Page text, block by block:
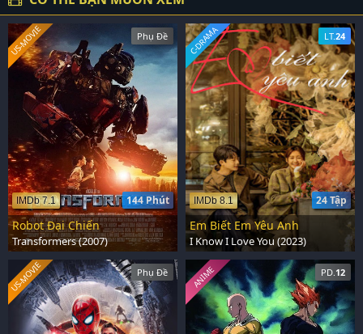
Phụ Đề
144 Phút
IMDb 7.1
US-MOVIE
Robot Đại Chiến
Transformers (2007)
LT.24
24 Tập
IMDb 8.1
C-DRAMA
Em Biết Em Yêu Anh
I Know I Love You (2023)
Phụ Đề
US-MOVIE PD. 12
ANIME